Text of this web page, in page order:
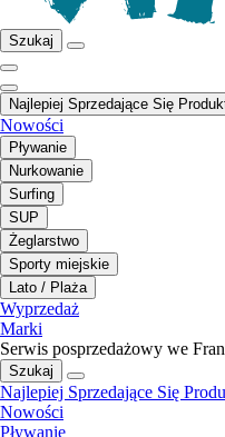
Szukaj
Najlepiej Sprzedające Się
Nowości
Pływanie
Nurkowanie
Surfing
SUP
Żeglarstwo
Sporty miejskie
Lato / Plaża
Wyprzedaż
Marki
Serwis posprzedażowy we
Szukaj
Najlepiej Sprzedające Się
Nowości
Pływanie